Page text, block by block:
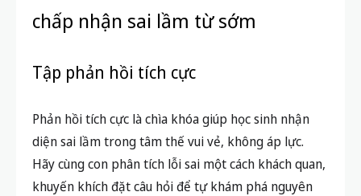
chấp nhận sai lầm từ sớm
Tập phản hồi tích cực
Phản hồi tích cực là chìa khóa giúp học sinh nhận
diện sai lầm trong tâm thế vui vẻ, không áp lực.
Hãy cùng con phân tích lỗi sai một cách khách quan,
khuyến khích đặt câu hỏi để tự khám phá nguyên